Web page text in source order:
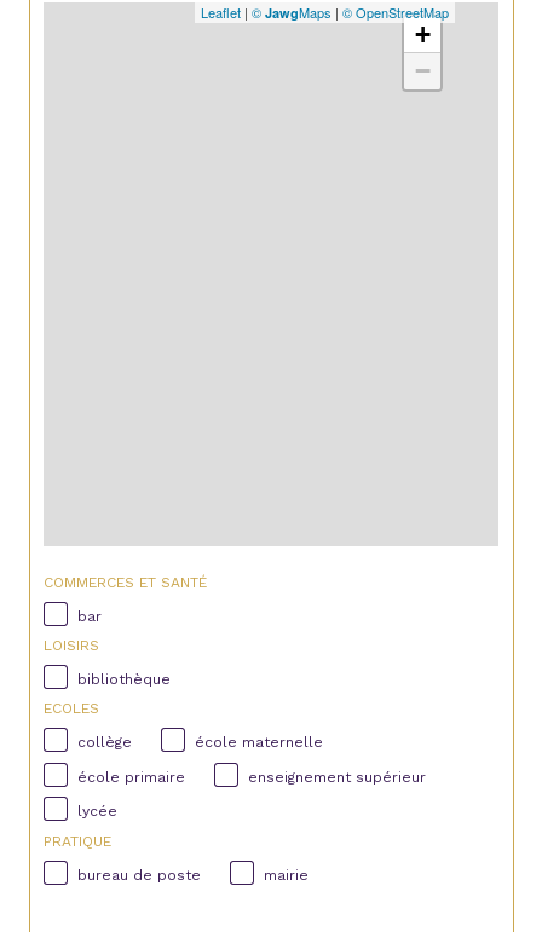
+
−
Leaflet | © JawgMaps | © OpenStreetMap
COMMERCES ET SANTÉ
bar
LOISIRS
bibliothèque
ECOLES
collège
école maternelle
école primaire enseignement supérieur
lycée
PRATIQUE
bureau de poste
mairie